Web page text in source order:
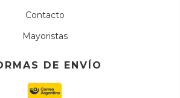
Contacto
Mayoristas
DE ENVÍO